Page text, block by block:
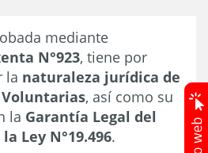
mediante
N°923, tiene por
la naturaleza jurídica de
, así como su
la Garantía Legal del
Ley N°19.496.